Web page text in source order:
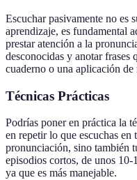
Escuchar pasivamente no es
aprendizaje, es fundamental
prestar atención a la
desconocidas y anotar
cuaderno o una aplicación de
Técnicas Prácticas
Podrías poner en práctica la
en repetir lo que escuchas
pronunciación, sino también
episodios cortos, de unos
ya que es más manejable.